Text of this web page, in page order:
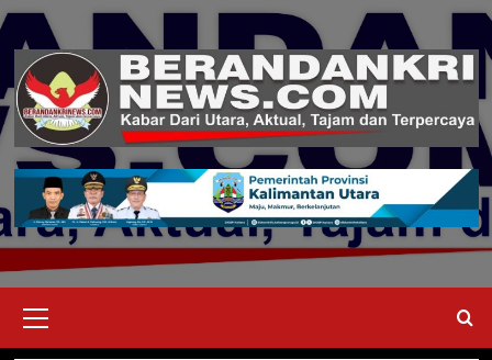
Skip
content
Menu